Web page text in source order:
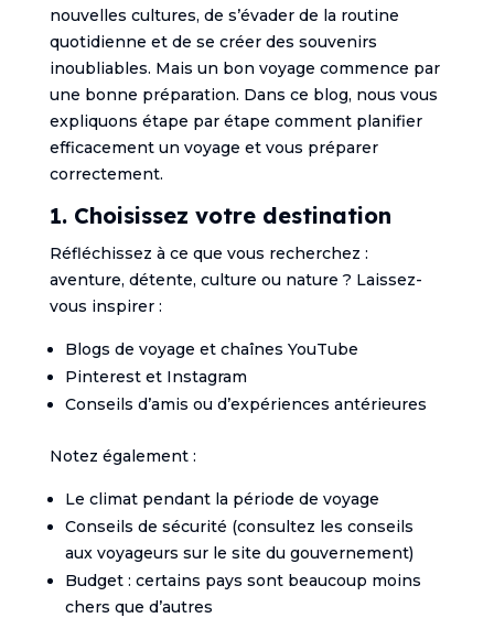
nouvelles cultures, de s’évader de la routine
quotidienne et de se créer des souvenirs
inoubliables. Mais un bon voyage commence par
une bonne préparation. Dans ce blog, nous vous
expliquons étape par étape comment planifier
efficacement un voyage et vous préparer
correctement.
1. Choisissez votre destination
Réfléchissez à ce que vous recherchez :
aventure, détente, culture ou nature ? Laissez-
vous inspirer :
Blogs de voyage et chaînes YouTube
Pinterest et Instagram
Conseils d’amis ou d’expériences antérieures
Notez également :
Le climat pendant la période de voyage
Conseils de sécurité (consultez les conseils
aux voyageurs sur le site du gouvernement)
Budget : certains pays sont beaucoup moins
chers que d’autres